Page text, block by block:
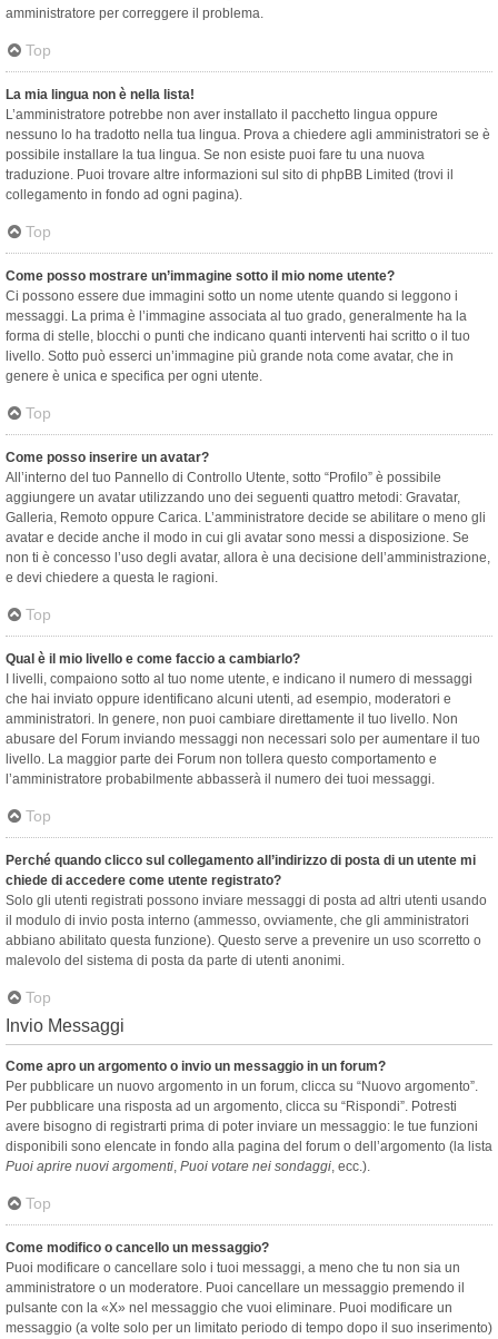
amministratore per correggere il problema.
Top
La mia lingua non è nella lista!
L’amministratore potrebbe non aver installato il pacchetto lingua oppure
nessuno lo ha tradotto nella tua lingua. Prova a chiedere agli amministratori se è
possibile installare la tua lingua. Se non esiste puoi fare tu una nuova
traduzione. Puoi trovare altre informazioni sul sito di phpBB Limited (trovi il
collegamento in fondo ad ogni pagina).
Top
Come posso mostrare un’immagine sotto il mio nome utente?
Ci possono essere due immagini sotto un nome utente quando si leggono i
messaggi. La prima è l’immagine associata al tuo grado, generalmente ha la
forma di stelle, blocchi o punti che indicano quanti interventi hai scritto o il tuo
livello. Sotto può esserci un’immagine più grande nota come avatar, che in
genere è unica e specifica per ogni utente.
Top
Come posso inserire un avatar?
All’interno del tuo Pannello di Controllo Utente, sotto “Profilo” è possibile
aggiungere un avatar utilizzando uno dei seguenti quattro metodi: Gravatar,
Galleria, Remoto oppure Carica. L’amministratore decide se abilitare o meno gli
avatar e decide anche il modo in cui gli avatar sono messi a disposizione. Se
non ti è concesso l’uso degli avatar, allora è una decisione dell’amministrazione,
e devi chiedere a questa le ragioni.
Top
Qual è il mio livello e come faccio a cambiarlo?
I livelli, compaiono sotto al tuo nome utente, e indicano il numero di messaggi
che hai inviato oppure identificano alcuni utenti, ad esempio, moderatori e
amministratori. In genere, non puoi cambiare direttamente il tuo livello. Non
abusare del Forum inviando messaggi non necessari solo per aumentare il tuo
livello. La maggior parte dei Forum non tollera questo comportamento e
l’amministratore probabilmente abbasserà il numero dei tuoi messaggi.
Top
Perché quando clicco sul collegamento all’indirizzo di posta di un utente mi
chiede di accedere come utente registrato?
Solo gli utenti registrati possono inviare messaggi di posta ad altri utenti usando
il modulo di invio posta interno (ammesso, ovviamente, che gli amministratori
abbiano abilitato questa funzione). Questo serve a prevenire un uso scorretto o
malevolo del sistema di posta da parte di utenti anonimi.
Top
Invio Messaggi
Come apro un argomento o invio un messaggio in un forum?
Per pubblicare un nuovo argomento in un forum, clicca su “Nuovo argomento”.
Per pubblicare una risposta ad un argomento, clicca su “Rispondi”. Potresti
avere bisogno di registrarti prima di poter inviare un messaggio: le tue funzioni
disponibili sono elencate in fondo alla pagina del forum o dell’argomento (la lista
Puoi aprire nuovi argomenti, Puoi votare nei sondaggi, ecc.).
Top
Come modifico o cancello un messaggio?
Puoi modificare o cancellare solo i tuoi messaggi, a meno che tu non sia un
amministratore o un moderatore. Puoi cancellare un messaggio premendo il
pulsante con la «X» nel messaggio che vuoi eliminare. Puoi modificare un
messaggio (a volte solo per un limitato periodo di tempo dopo il suo inserimento)